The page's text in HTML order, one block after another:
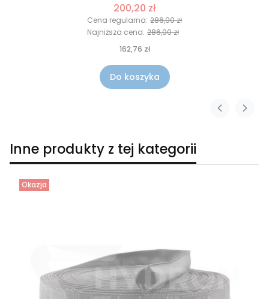
200,20 zł
Cena regularna: 286,00 zł
Najniższa cena: 286,00 zł
162,76 zł
Do koszyka
Inne produkty z tej kategorii
Okazja